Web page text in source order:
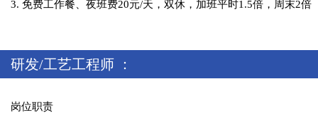
3. 免费工作餐、夜班费20元/天，双休，加班平时1.5倍，周末2
研发/工艺工程师 ：
岗位职责